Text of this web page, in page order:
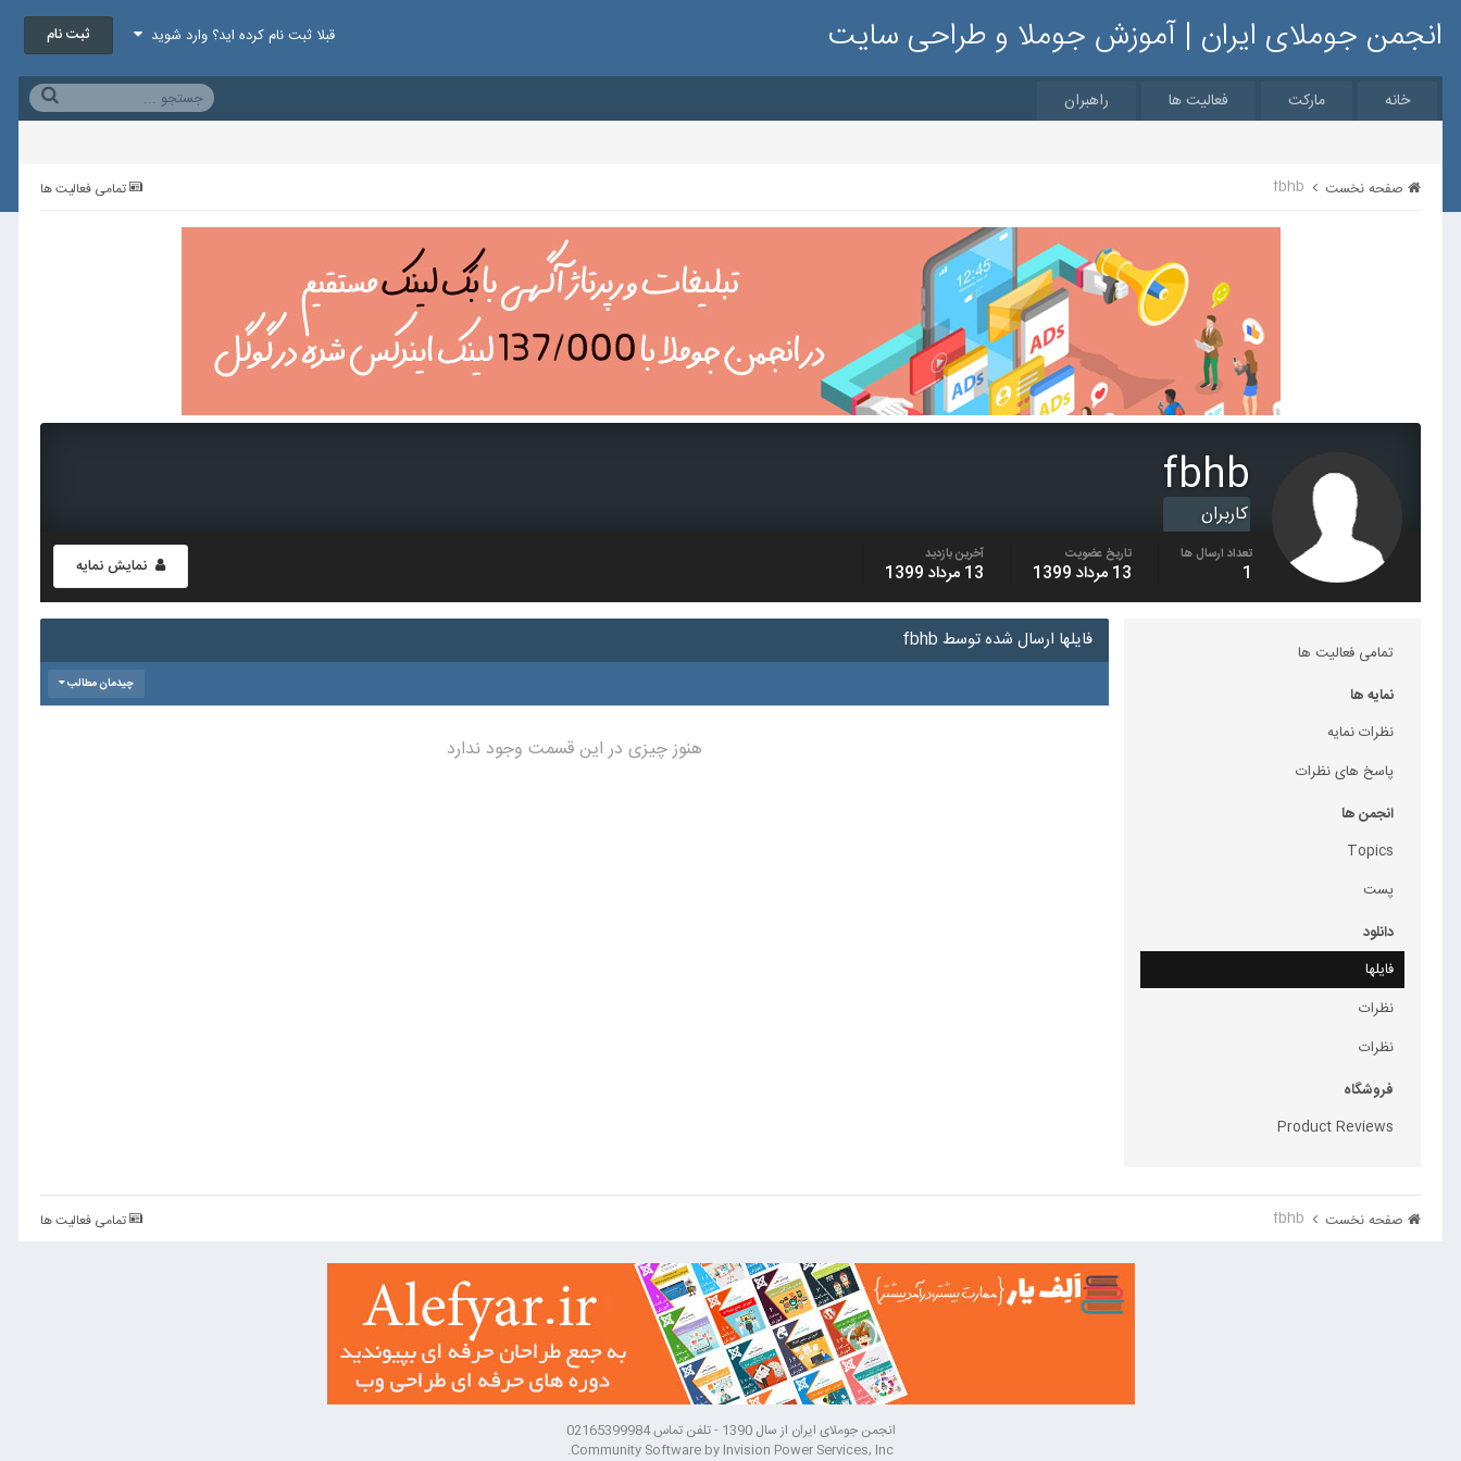
انجمن جوملای ایران | آموزش جوملا و طراحی سایت قبلا ثبت نام کرده اید؟ وارد شوید ثبت نام
خانه مارکت فعالیت ها راهبران
تمامی فعالیت ها صفحه نخست fbhb
fbhb
کاربران
نمایش نمایه تعداد ارسال ها
1
تاریخ عضویت
13 مرداد 1399
آخرین بازدید
13 مرداد 1399
تمامی فعالیت ها
نمایه ها
نظرات نمایه
پاسخ های نظرات
انجمن ها
Topics
پست
دانلود
فایلها
نظرات
نظرات
فروشگاه
Product Reviews
فایلها ارسال شده توسط fbhb
چیدمان مطالب
هنوز چیزی در این قسمت وجود ندارد
تمامی فعالیت ها صفحه نخست fbhb
انجمن جوملای ایران از سال 1390 - تلفن تماس 02165399984
Community Software by Invision Power Services, Inc.